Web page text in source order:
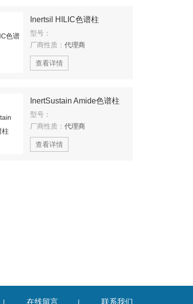
Inertsil HILIC色谱柱
型号：
厂商性质： 代理商
查看详情
InertSustain Amide色谱柱
型号：
厂商性质： 代理商
查看详情
| 在线留言 | 联系我们